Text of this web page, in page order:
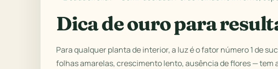
Dica de ouro para
Para qualquer planta de interior, a luz é o fator número 1 de
folhas amarelas, crescimento lento, ausência de flores — tem